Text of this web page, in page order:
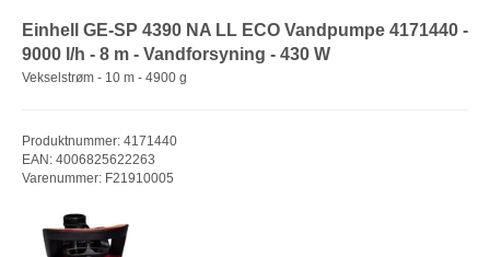
Einhell GE-SP 4390 NA LL ECO Vandpumpe 4171440 -
9000 l/h - 8 m - Vandforsyning - 430 W
Vekselstrøm - 10 m - 4900 g
Produktnummer: 4171440
EAN: 4006825622263
Varenummer: F21910005